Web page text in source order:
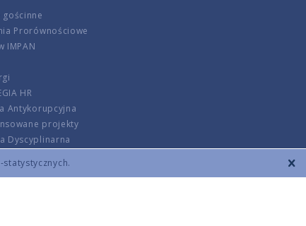
gościnne
Prorównościowe
IMPAN
HR
Antykorupcyjna
projekty
Dyscyplinarna
opłat